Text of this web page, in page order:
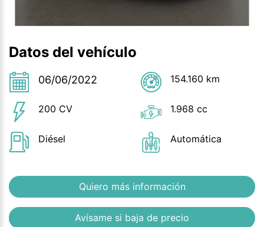
Datos del vehículo
06/06/2022 154.160 km
200 CV 1.968 cc
Diésel Automática
Quiero más información
Avísame si baja de precio